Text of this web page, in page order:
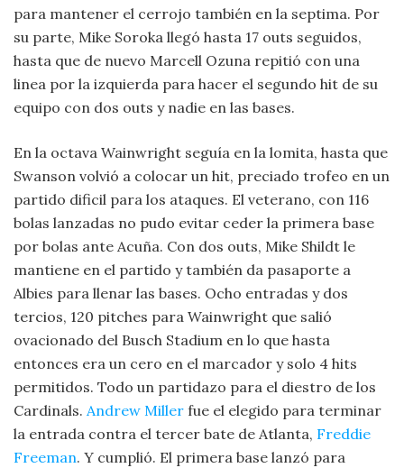
para mantener el cerrojo también en la septima. Por
su parte, Mike Soroka llegó hasta 17 outs seguidos,
hasta que de nuevo Marcell Ozuna repitió con una
linea por la izquierda para hacer el segundo hit de su
equipo con dos outs y nadie en las bases.
En la octava Wainwright seguía en la lomita, hasta que
Swanson volvió a colocar un hit, preciado trofeo en un
partido dificil para los ataques. El veterano, con 116
bolas lanzadas no pudo evitar ceder la primera base
por bolas ante Acuña. Con dos outs, Mike Shildt le
mantiene en el partido y también da pasaporte a
Albies para llenar las bases. Ocho entradas y dos
tercios, 120 pitches para Wainwright que salió
ovacionado del Busch Stadium en lo que hasta
entonces era un cero en el marcador y solo 4 hits
permitidos. Todo un partidazo para el diestro de los
Cardinals. Andrew Miller fue el elegido para terminar
la entrada contra el tercer bate de Atlanta, Freddie
Freeman. Y cumplió. El primera base lanzó para